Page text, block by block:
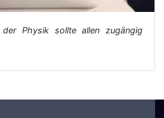
der Physik sollte allen zugängig